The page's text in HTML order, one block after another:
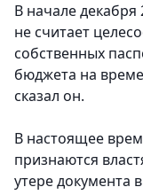
В начале декабря
не считает
собственных
бюджета на
сказал он.
В настоящее
признаются
утере документа